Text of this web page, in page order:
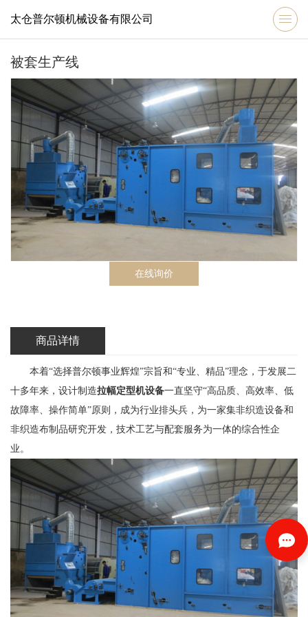
太仓普尔顿机械设备有限公司
被套生产线
在线询价
商品详情
本着“选择普尔顿事业辉煌”宗旨和“专业、精品”理念，于发展二
十多年来，设计制造拉幅定型机设备一直坚守“高品质、高效率、低
故障率、操作简单”原则，成为行业排头兵，为一家集非织造设备和
非织造布制品研究开发，技术工艺与配套服务为一体的综合性企
业。